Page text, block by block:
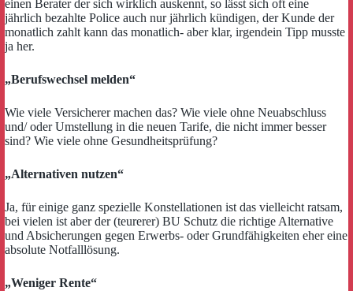
einen Berater der sich wirklich auskennt, so lässt sich oft eine
jährlich bezahlte Police auch nur jährlich kündigen, der Kunde der
monatlich zahlt kann das monatlich- aber klar, irgendein Tipp musste
ja her.
„Berufswechsel melden“
Wie viele Versicherer machen das? Wie viele ohne Neuabschluss
und/ oder Umstellung in die neuen Tarife, die nicht immer besser
sind? Wie viele ohne Gesundheitsprüfung?
„Alternativen nutzen“
Ja, für einige ganz spezielle Konstellationen ist das vielleicht ratsam,
bei vielen ist aber der (teurerer) BU Schutz die richtige Alternative
und Absicherungen gegen Erwerbs- oder Grundfähigkeiten eher eine
absolute Notfalllösung.
„Weniger Rente“